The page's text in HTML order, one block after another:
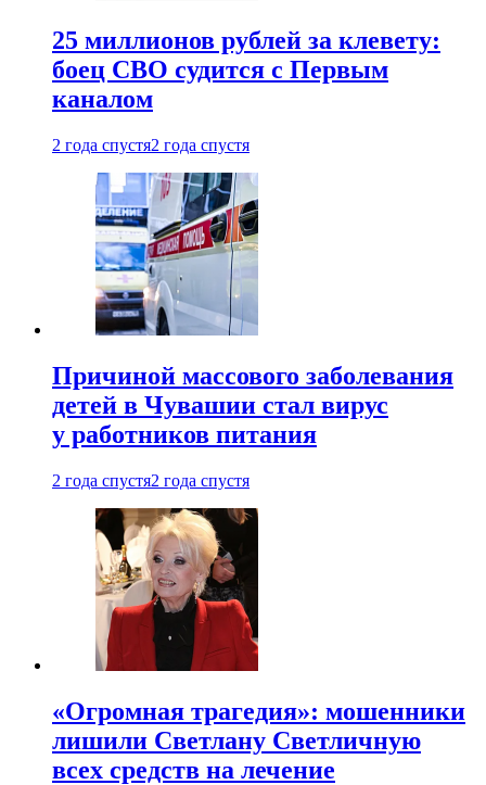
25 миллионов рублей за клевету:
боец СВО судится с Первым
каналом
2 года спустя2 года спустя
Причиной массового заболевания
детей в Чувашии стал вирус
у работников питания
2 года спустя2 года спустя
«Огромная трагедия»: мошенники
лишили Светлану Светличную
всех средств на лечение